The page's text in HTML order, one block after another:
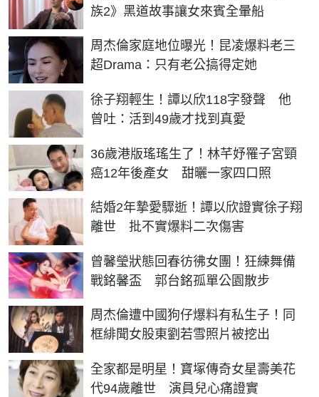
族2》黑道故事讓女來賓全暈船
周杰倫家庭地位曝光！昆凌爆料老三
超Drama：只有老公搞得定她
徐子翔輕生！譚以欣118字發聲 他
曾吐：活到49歲才找到真愛
36歲港版瑤瑤生了！林芊妤罹子宮頸
癌12年後產女 甜曬一家四口照
結婚2年摯愛驟逝！譚以欣證實徐子翔
離世 批不實爆料二次傷害
曾馨瑩狀態回春彷彿女團！狂練舞備
戰銘馨盃 郭台銘孤單公園散步
周杰倫遭中國狗仔爆料有私生子！同
框緋聞女股東劉若雪照片被挖出
全家都是明星！寶塚傳奇女星壽美花
代94歲離世 演員兒心痛證實